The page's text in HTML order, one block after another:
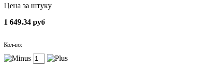
Цена за штуку
1 649.34 руб
Кол-во: